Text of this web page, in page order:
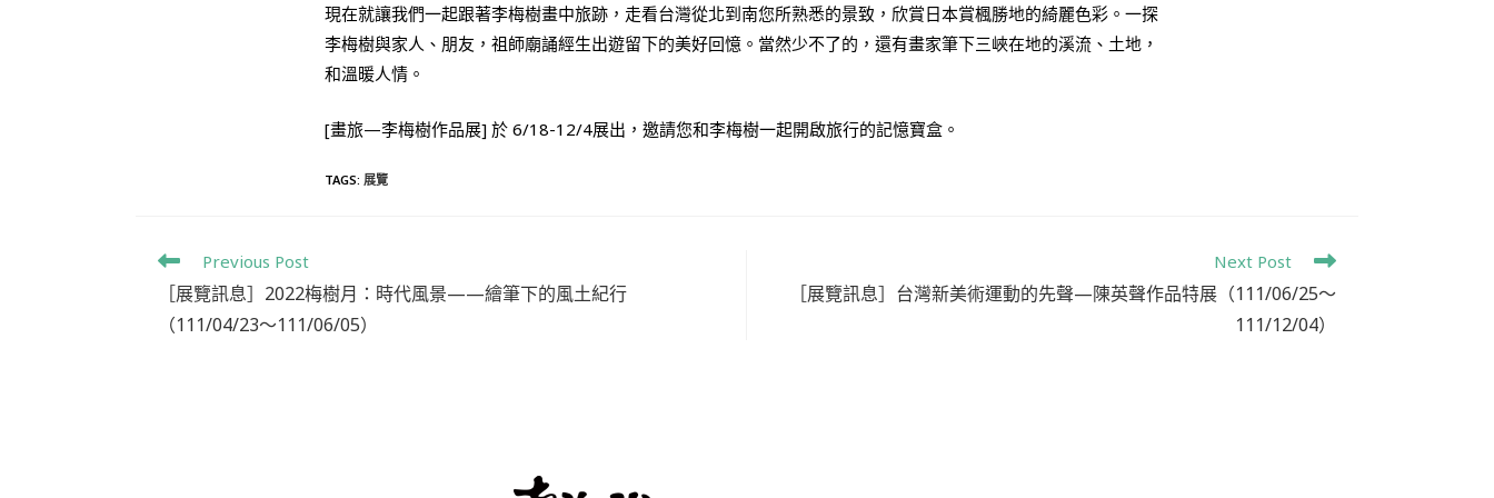
現在就讓我們一起跟著李梅樹畫中旅跡，走看台灣從北到南您所熟悉的景致，欣賞日本賞楓勝地的綺麗色彩。一探
李梅樹與家人、朋友，祖師廟誦經生出遊留下的美好回憶。當然少不了的，還有畫家筆下三峽在地的溪流、土地，
和溫暖人情。
[畫旅—李梅樹作品展] 於 6/18-12/4展出，邀請您和李梅樹一起開啟旅行的記憶寶盒。
TAGS: 展覽
Previous Post
［展覽訊息］2022梅樹月：時代風景——繪筆下的風土紀行
（111/04/23～111/06/05）
Next Post
［展覽訊息］台灣新美術運動的先聲—陳英聲作品特展（111/06/25～
111/12/04）